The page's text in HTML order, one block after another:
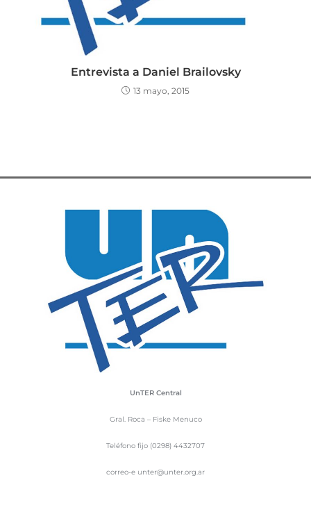
Entrevista a Daniel Brailovsky
13 mayo, 2015
UnTER Central
Gral. Roca – Fiske Menuco
Teléfono fijo (0298) 4432707
correo-e unter@unter.org.ar